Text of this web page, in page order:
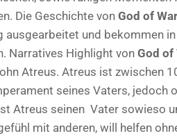
Die Geschichte vonGod of War
und bekommen
Narratives Highlight vonGod of
Atreus. Atreus ist zwischen
seines Vaters, jedoch
Atreus seinen Vater sowieso
mit anderen, will helfen